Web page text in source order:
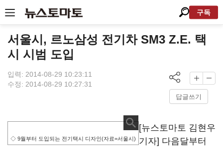
구독
서울시, 르노삼성 전기차 SM3 Z.E. 택
시 시범 도입
입력: 2014-08-29 10:23:11
수정: 2014-08-29 10:27:31
답글쓰기
◇ 9월부터 도입되는 전기택시 디자인(자료=서울시)
[뉴스토마토 김현우
기자] 다음달부터